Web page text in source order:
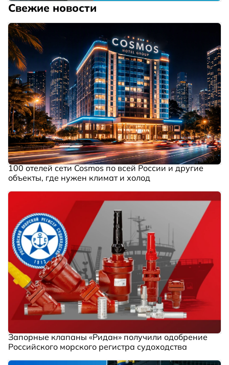
Свежие новости
100 отелей сети Cosmos по всей России и другие
объекты, где нужен климат и холод
Запорные клапаны «Ридан» получили одобрение
Российского морского регистра судоходства